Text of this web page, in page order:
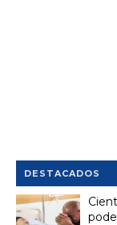
DESTACADOS